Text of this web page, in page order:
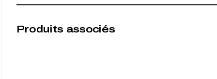
Produits associés